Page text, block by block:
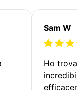
Sam W
Ho